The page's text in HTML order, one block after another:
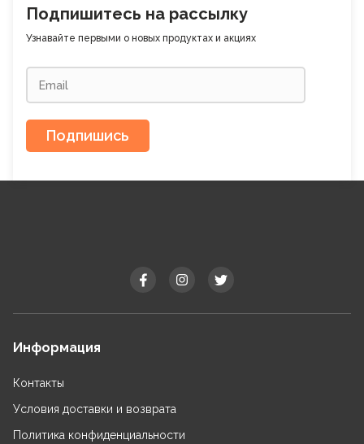
Подпишитесь на рассылку
Узнавайте первыми о новых продуктах и ​​акциях
Подпишись
Информация
Контакты
Условия доставки и возврата
Политика конфиденциальности